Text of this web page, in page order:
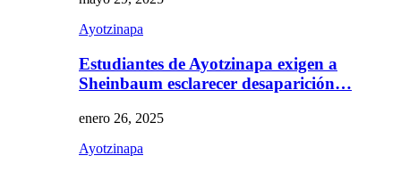
Ayotzinapa
Estudiantes de Ayotzinapa exigen a
Sheinbaum esclarecer desaparición…
enero 26, 2025
Ayotzinapa